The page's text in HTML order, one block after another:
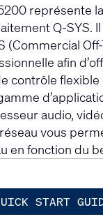
représente
Q-SYS. Il
(Commercial
afin
contrôle
audio,
vous
en fonction du
START